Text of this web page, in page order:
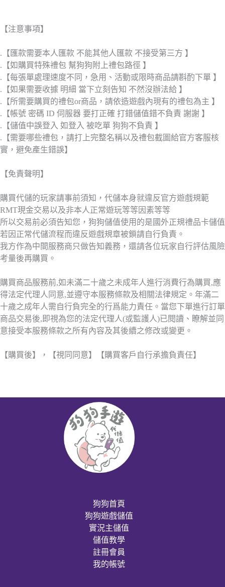
【注意事項】
.【匯款需要本人匯款 不能其他人匯款 不接受第三方 】
.【如購買特殊禮包 幫狗狗附上禮包路徑 】
.【每張單處理速度不同，急用、活動或限時商品請斟酌下單 】
.【如果需要收據 明細 當下立刻告知 不然沒辦法給 】
.【所需要購買的禮包or商品，請依造遊戲內現有的禮包為主 】
.【帳號 密碼 ID 伺服器 要打正確 打錯儲值錯不負責 謝謝 】
.【儲值中誤登入 如登入 被吃單 狗狗不負責 】
.【需要哪些禮包，請打上完整名稱以及禮包截圖給官方客服核
實，避免產生錯誤】
【免責聲明】
購買代儲的玩家請事前須知，代儲本身就違反官方遊戲規範
RMT現金交易以及非本人正常遊玩等等因素等等
所以交易前必須告知您，狗狗儲值使用的是國外正規禮品卡儲值
若因正常代儲流程而違反遊戲規章被鎖請自行負責。
我方作為中間服務商只做告知義務，還請各位玩家自行評估風險
考量後再購買。
購買商品服務前,如未滿二十歲之未成年人進行消費行為購買,應
得法定代理人同意,並遵守本服務條款及相關法律規定。年滿二
十歲之成年人需自行負完全的行爲能力責任。當您下單進行訂單
商品交易後,即視為您的法定代理人(或監護人)已閱讀、瞭解並同
意接受本服務條款之所有內容及其後續之修改或變更。
【購買後】，【視同同意】【購買客戶自行承擔負責任】
狗狗首頁
狗狗遊戲儲值
實況主儲值
儲值教學
註冊會員
我的帳號